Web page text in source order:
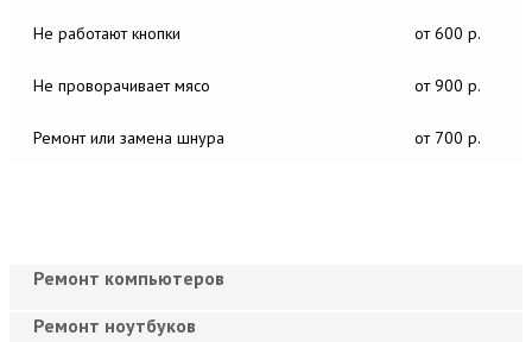
Не работают кнопки от 600 р.
Не проворачивает мясо от 900 р.
Ремонт или замена шнура от 700 р.
Ремонт компьютеров
Ремонт ноутбуков